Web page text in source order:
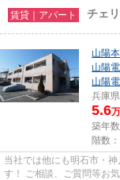
賃貸｜アパート チェ
山陽
山陽
山陽
兵庫県
5.6
築年
階数
当社では他にも明石市・
す！ ご相談、ご質問等お